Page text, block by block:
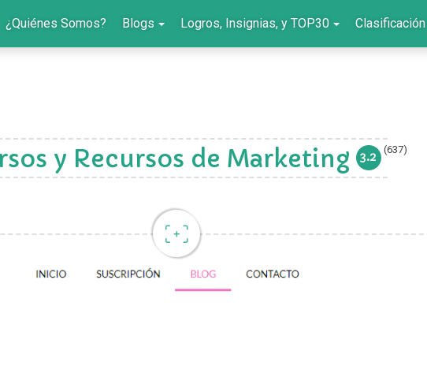
¿Quiénes Somos? Blogs Logros, Insignias, y TOP30 Clasificación
y Recursos de Marketing 3.2 (637)